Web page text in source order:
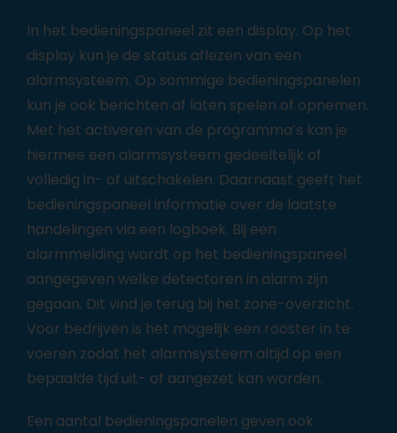
In het bedieningspaneel zit een display. Op het
display kun je de status aflezen van een
alarmsysteem. Op sommige bedieningspanelen
kun je ook berichten af laten spelen of opnemen.
Met het activeren van de programma’s kan je
hiermee een alarmsysteem gedeeltelijk of
volledig in- of uitschakelen. Daarnaast geeft het
bedieningspaneel informatie over de laatste
handelingen via een logboek. Bij een
alarmmelding wordt op het bedieningspaneel
aangegeven welke detectoren in alarm zijn
gegaan. Dit vind je terug bij het zone-overzicht.
Voor bedrijven is het mogelijk een rooster in te
voeren zodat het alarmsysteem altijd op een
bepaalde tijd uit- of aangezet kan worden.
Een aantal bedieningspanelen geven ook